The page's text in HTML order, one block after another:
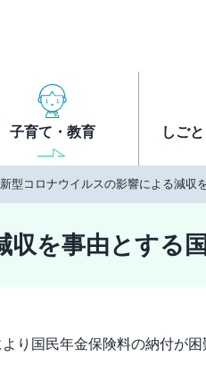
子育て・教育 しご
型コロナウイルスの影響による減収
を事由とする
り国民年金保険料の納付が